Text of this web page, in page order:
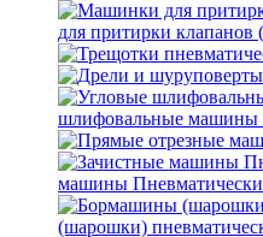
для притирки клапанов
шлифовальные
машины
(шарошки)